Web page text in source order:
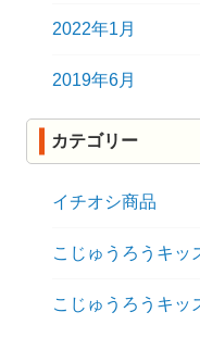
2022年1月
2019年6月
カテゴリー
イチオシ商品
こじゅうろうキッ
こじゅうろうキッ